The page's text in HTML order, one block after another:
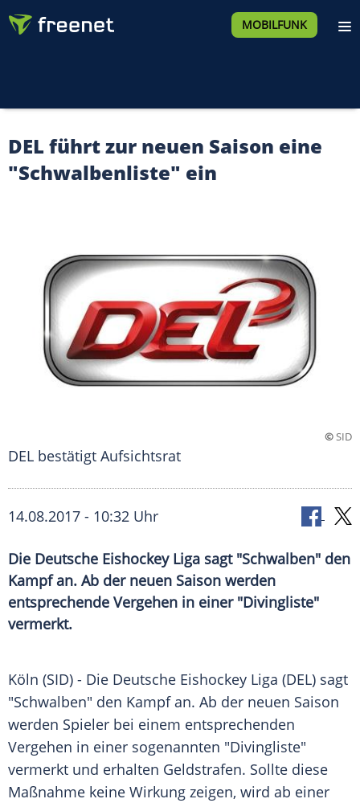
MOBILFUNK
DEL führt zur neuen Saison eine
"Schwalbenliste" ein
©SID
DEL bestätigt Aufsichtsrat
14.08.2017 - 10:32 Uhr
Die Deutsche Eishockey Liga sagt "Schwalben" den
Kampf an. Ab der neuen Saison werden
entsprechende Vergehen in einer "Divingliste"
vermerkt.
Köln (SID) - Die Deutsche Eishockey Liga (DEL) sagt
"Schwalben" den Kampf an. Ab der neuen Saison
werden Spieler bei einem entsprechenden
Vergehen in einer sogenannten "Divingliste"
vermerkt und erhalten Geldstrafen. Sollte diese
Maßnahme keine Wirkung zeigen, wird ab einer